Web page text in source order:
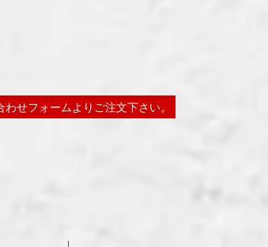
せフォームよりご注文下さい。